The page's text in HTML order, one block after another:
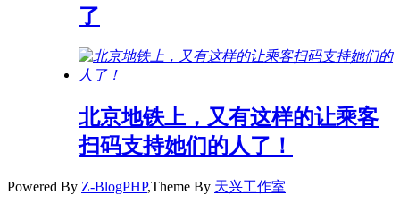
了
北京地铁上，又有这样的让乘客
扫码支持她们的人了！
Powered By Z-BlogPHP,Theme By 天兴工作室